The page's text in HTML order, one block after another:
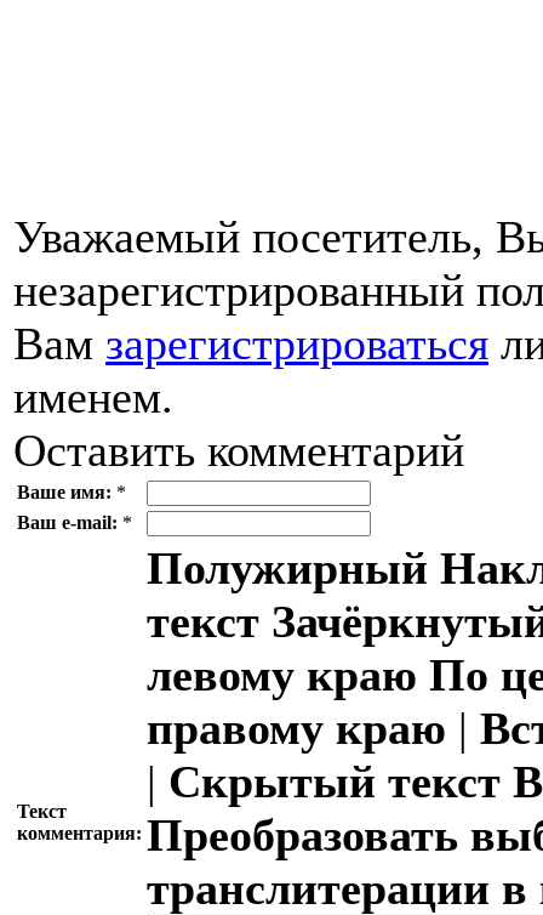
Уважаемый посетитель,
незарегистрированный
Вам зарегистрироваться
именем.
Оставить комментарий
Ваше имя: *
Ваш e-mail: *
Текст
комментария:
Полужирный
текст
левому краю По
правому краю |
| Скрытый текст
Преобразовать
транслитерации